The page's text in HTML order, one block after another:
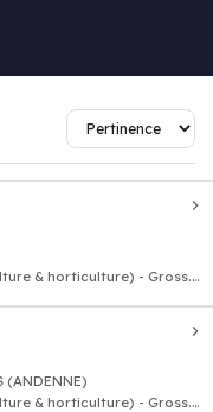
& horticulture) - Gross.
(ANDENNE)
& horticulture) - Gross.